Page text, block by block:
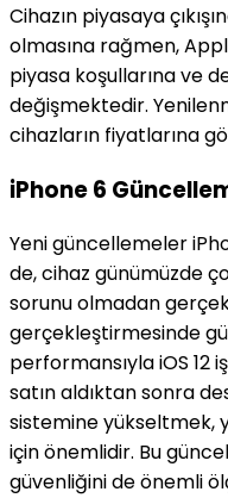
Cihazın piyasaya
olmasına rağmen,
piyasa koşullarına ve
değişmektedir.
cihazların fiyatlarına
iPhone 6
Yeni güncellemeler
de, cihaz günümüzde
sorunu olmadan
gerçekleştirmesinde
performansıyla iOS 12
satın aldıktan sonra
sistemine yükseltmek,
için önemlidir. Bu
güvenliğini de önemli